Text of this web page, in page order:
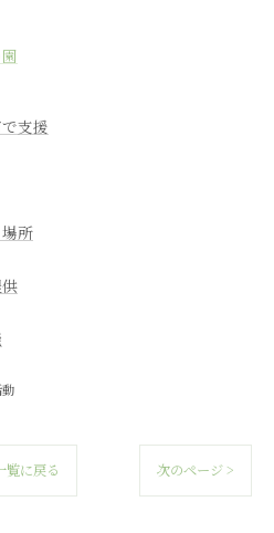
支援
所
覧に戻る 次のページ >